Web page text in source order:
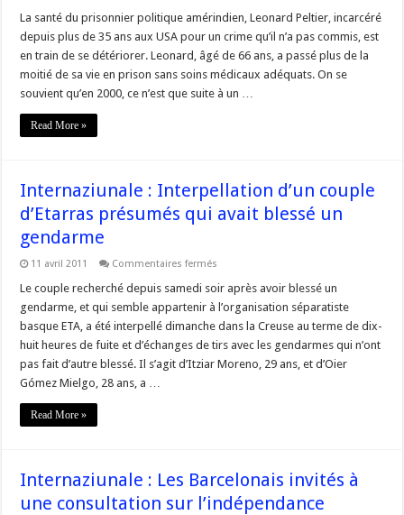
:
Problèmes
de
santé
du
prisonnier
politique
amérindien,
La santé du prisonnier politique amérindien, Leonard Peltier, incarcéré
depuis plus de 35 ans aux USA pour un crime qu’il n’a pas commis, est
en train de se détériorer. Leonard, âgé de 66 ans, a passé plus de la
moitié de sa vie en prison sans soins médicaux adéquats. On se
souvient qu’en 2000, ce n’est que suite à un …
Read More »
Internaziunale : Interpellation d’un couple
d’Etarras présumés qui avait blessé un
gendarme
11 avril 2011 Commentaires fermés
:
Interpellation
d’un
couple
d’Etarras
présumés
avait
Le couple recherché depuis samedi soir après avoir blessé un
gendarme, et qui semble appartenir à l’organisation séparatiste
basque ETA, a été interpellé dimanche dans la Creuse au terme de dix-
huit heures de fuite et d’échanges de tirs avec les gendarmes qui n’ont
pas fait d’autre blessé. Il s’agit d’Itziar Moreno, 29 ans, et d’Oier
Gómez Mielgo, 28 ans, a …
Read More »
Internaziunale : Les Barcelonais invités à
une consultation sur l’indépendance